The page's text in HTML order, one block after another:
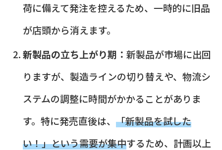
荷に備えて発注を控えるため、一時的に旧品
が店頭から消えます。
新製品の立ち上がり期： 新製品が市場に出回
りますが、製造ラインの切り替えや、物流シ
ステムの調整に時間がかかることがありま
す。特に発売直後は、 「新製品を試した
い！」という需要が集中するため、計画以上